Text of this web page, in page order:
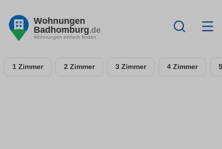
Wohnungen
Badhomburg.de
Wohnungen einfach finden
1 Zimmer 2 Zimmer 3 Zimmer 4 Zimmer